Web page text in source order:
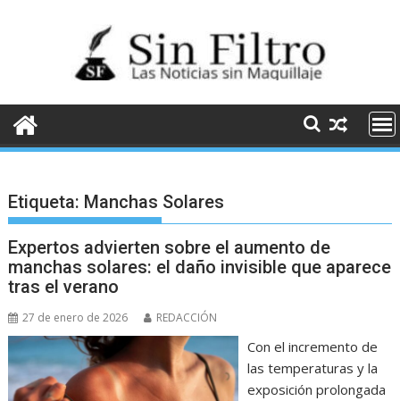
Etiqueta: Manchas Solares
Expertos advierten sobre el aumento de
manchas solares: el daño invisible que aparece
tras el verano
27 de enero de 2026 REDACCIÓN
Con el incremento de
las temperaturas y la
exposición prolongada